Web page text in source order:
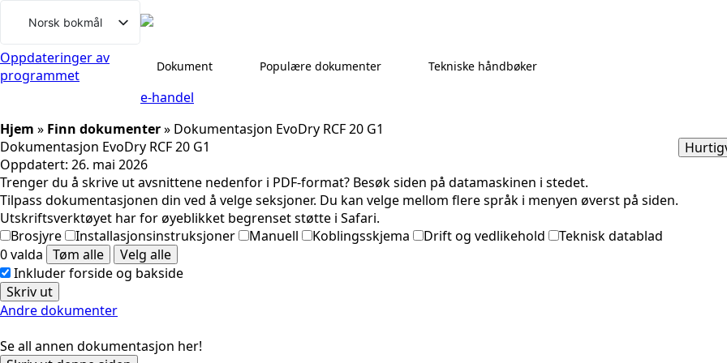
innhold
Norsk bokmål
Svenska
English (UK)
Dansk
Íslenska
Suomi
Eesti
Latviešu valoda
Lietuvių kalba
Oppdateringer av
programmet
Dokument Populære dokumenter Tekniske håndbøker
e-handel
Hjem » Finn dokumenter» Dokumentasjon EvoDry RCF 20 G1
Dokumentasjon EvoDry RCF 20 G1
Oppdatert: 26. mai 2026
Trenger du å skrive ut avsnittene nedenfor i PDF-format? Besøk siden på datamaskinen i stedet.
Tilpass dokumentasjonen din ved å velge seksjoner. Du kan velge mellom flere språk i menyen øverst på siden.
Utskriftsverktøyet har for øyeblikket begrenset støtte i Safari.
Brosjyre
Installasjonsinstruksjoner Manuell Koblingsskjema Drift og vedlikehold
Teknisk datablad
0 valda Tøm alle
Velg alle
Inkluder forside og bakside
Skriv ut
Andre dokumenter
Se all annen dokumentasjon her!